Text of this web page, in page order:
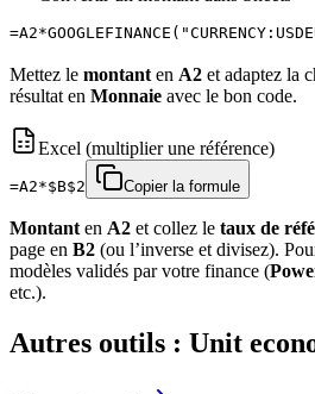
Mettez le montant en A2 et adaptez la
résultat en Monnaie avec le bon code.
Excel (multiplier une référence)
=A2*$B$2 Copier la formule
Montant en A2 et collez le taux de
page en B2 (ou l’inverse et divisez).
modèles validés par votre finance (
etc.).
Autres outils : Unit